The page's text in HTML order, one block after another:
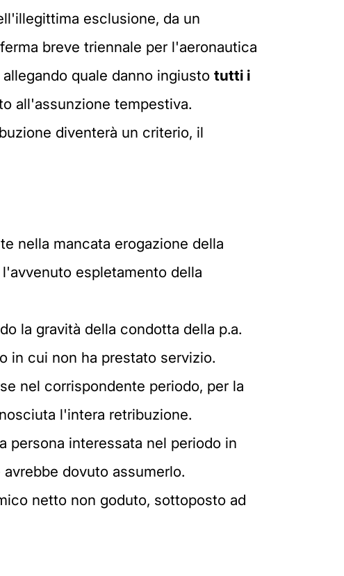
esclusione, da un
breve triennale per l'aeronautica
allegando quale danno ingiusto tutti i
all'assunzione tempestiva.
diventerà un criterio, il
nella mancata erogazione della
espletamento della
la gravità della condotta della p.a.
in cui non ha prestato servizio.
nel corrispondente periodo, per la
l'intera retribuzione.
persona interessata nel periodo in
dovuto assumerlo.
netto non goduto, sottoposto ad